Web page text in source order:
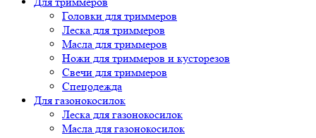
Головки для триммеров
Леска для триммеров
Масла для триммеров
Ножи для триммеров и кусторезов
Свечи для триммеров
Спецодежда
Для газонокосилок
Леска для газонокосилок
Масла для газонокосилок